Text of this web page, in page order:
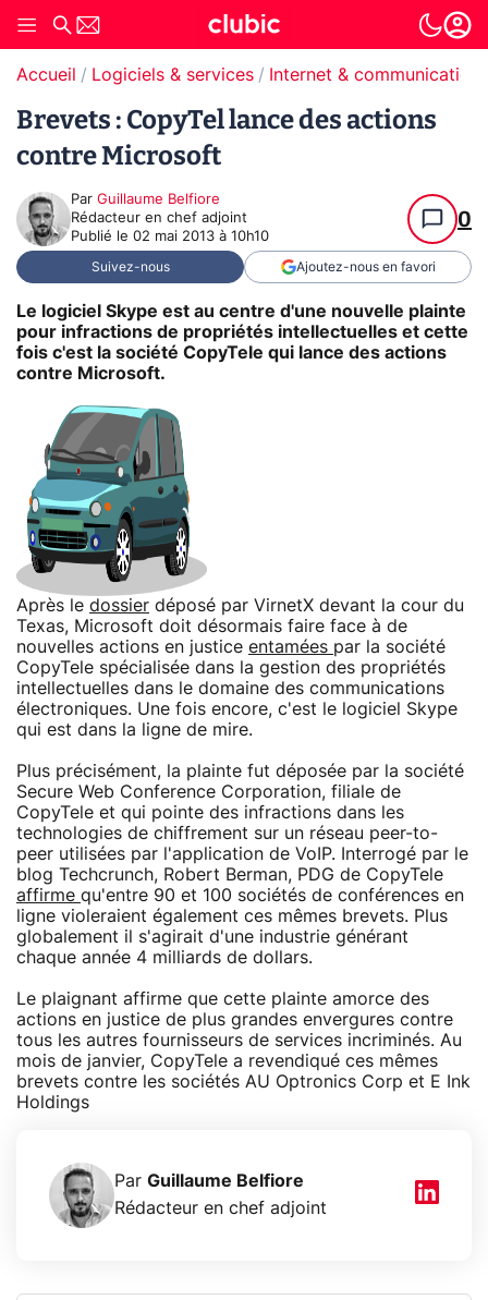
Accueil Logiciels & services Internet & communication
Brevets : CopyTel lance des actions
contre Microsoft
Par Guillaume Belfiore
Rédacteur en chef adjoint
Publié le 02 mai 2013 à 10h10
0
Suivez-nous Ajoutez-nous en favori
Le logiciel Skype est au centre d'une nouvelle plainte
pour infractions de propriétés intellectuelles et cette
fois c'est la société CopyTele qui lance des actions
contre Microsoft.
Après le dossier déposé par VirnetX devant la cour du
Texas, Microsoft doit désormais faire face à de
nouvelles actions en justice entamées par la société
CopyTele spécialisée dans la gestion des propriétés
intellectuelles dans le domaine des communications
électroniques. Une fois encore, c'est le logiciel Skype
qui est dans la ligne de mire.
Plus précisément, la plainte fut déposée par la société
Secure Web Conference Corporation, filiale de
CopyTele et qui pointe des infractions dans les
technologies de chiffrement sur un réseau peer-to-
peer utilisées par l'application de VoIP. Interrogé par le
blog Techcrunch, Robert Berman, PDG de CopyTele
affirme qu'entre 90 et 100 sociétés de conférences en
ligne violeraient également ces mêmes brevets. Plus
globalement il s'agirait d'une industrie générant
chaque année 4 milliards de dollars.
Le plaignant affirme que cette plainte amorce des
actions en justice de plus grandes envergures contre
tous les autres fournisseurs de services incriminés. Au
mois de janvier, CopyTele a revendiqué ces mêmes
brevets contre les sociétés AU Optronics Corp et E Ink
Holdings
Par Guillaume Belfiore
Rédacteur en chef adjoint